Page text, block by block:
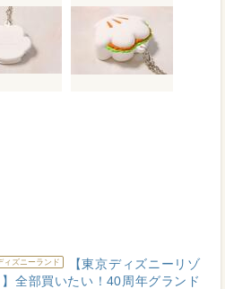
ィズニーランド
【東京ディズニーリゾ
全部買いたい！40周年グランド